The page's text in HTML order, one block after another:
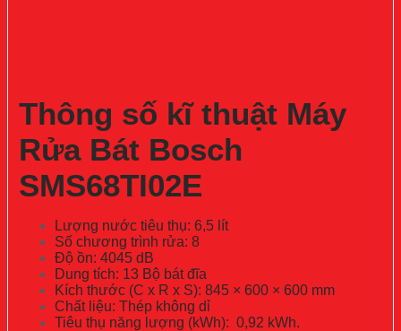
Thông số kĩ thuật Máy
Rửa Bát Bosch
SMS68TI02E
Lượng nước tiêu thụ: 6,5 lít
Số chương trình rửa: 8
Độ ồn: 4045 dB
Dung tích: 13 Bộ bát đĩa
Kích thước (C x R x S): 845 × 600 × 600 mm
Chất liệu: Thép không dỉ
Tiêu thụ năng lượng (kWh): 0,92 kWh.